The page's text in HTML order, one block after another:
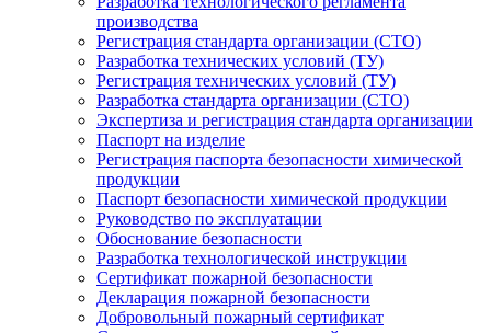
производства
Регистрация стандарта организации (СТО)
Разработка технических условий (ТУ)
Регистрация технических условий (ТУ)
Разработка стандарта организации (СТО)
Экспертиза и регистрация стандарта организации
Паспорт на изделие
Регистрация паспорта безопасности химической
продукции
Паспорт безопасности химической продукции
Руководство по эксплуатации
Обоснование безопасности
Разработка технологической инструкции
Сертификат пожарной безопасности
Декларация пожарной безопасности
Добровольный пожарный сертификат